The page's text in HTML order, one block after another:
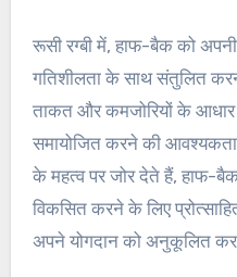
रूसी रग्बी में, हाफ-बैक को
गतिशीलता के साथ संतुलित
ताकत और कमजोरियों के आधार
समायोजित करने की
के महत्व पर जोर देते हैं, हाफ-
विकसित करने के लिए
अपने योगदान को अनुकूलित